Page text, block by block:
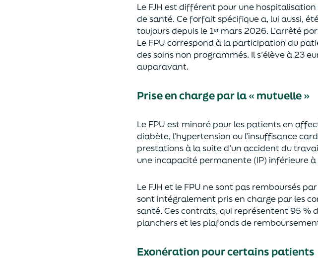
Le FJH estdifférent pour une
de santé. Ce forfaitspécifiquea, lui aussi,
toujours depuis le 1ᵉʳ mars 2026. L’arrêté
Le FPU correspond àlaparticipation du pat
des soins non programmés. Il s’élèveà 23
auparavant.
Prise en charge par la « mutuelle »
Le FPU est minoré pour les patients en
diabète, l’hypertension ou l’insuffisance
prestationsà lasuited’un accident du
une incapacité permanente (IP) inférieure
Le FJH et le FPU ne sont pas remboursés
sont intégralement pris en charge par les
santé. Ces contrats, qui représentent 95 %
planchers et les plafonds de
Exonération pour certains patients